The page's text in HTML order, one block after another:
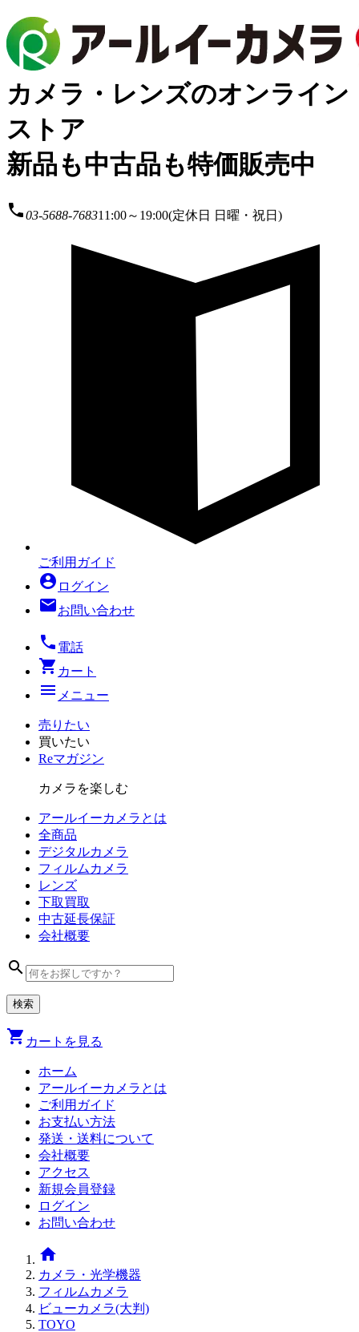
カメラ・レンズのオンライン
ストア
新品も中古品も特価販売中
local_phone03-5688-768311:00～19:00(定休日 日曜・祝日)
ご利用ガイド
account_circle ログイン
mailお問い合わせ
local_phone 電話
shopping_cart カート
menu メニュー
売りたい
買いたい
Reマガジン
カメラを楽しむ
アールイーカメラとは
全商品
デジタルカメラ
フィルム カメラ
レンズ
下取買取
中古延長保証
会社概要
search
shopping_cart カートを見る
ホーム
アールイーカメラとは
ご利用ガイド
お支払い方法
発送・送料について
会社概要
アクセス
新規会員登録
ログイン
お問い合わせ
home
カメラ・光学機器
フィルムカメラ
ビューカメラ(大判)
TOYO